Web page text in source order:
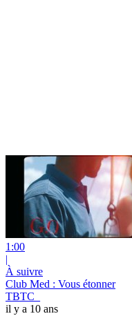
1:00
|
À suivre
Club Med : Vous étonner
TBTC_
il y a 10 ans